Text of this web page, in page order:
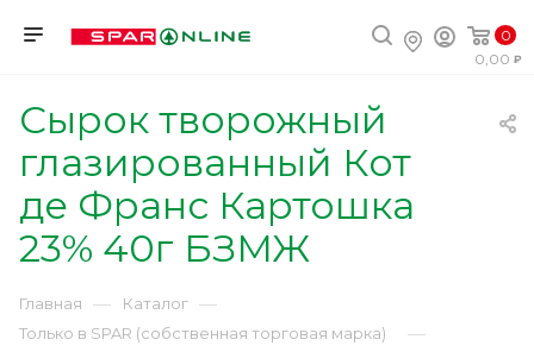
0
0,00
Сырок творожный
глазированный Кот
де Франс Картошка
23% 40г БЗМЖ
Главная — Каталог —
Только в SPAR (собственная торговая марка) —